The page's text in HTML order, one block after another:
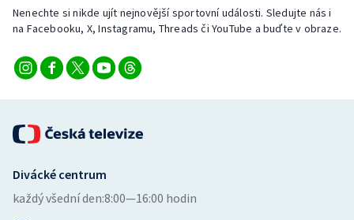
Nenechte si nikde ujít nejnovější sportovní události. Sledujte nás i
na Facebooku, X, Instagramu, Threads či YouTube a buďte v obraze.
Divácké centrum
každý všední den:8:00—16:00 hodin